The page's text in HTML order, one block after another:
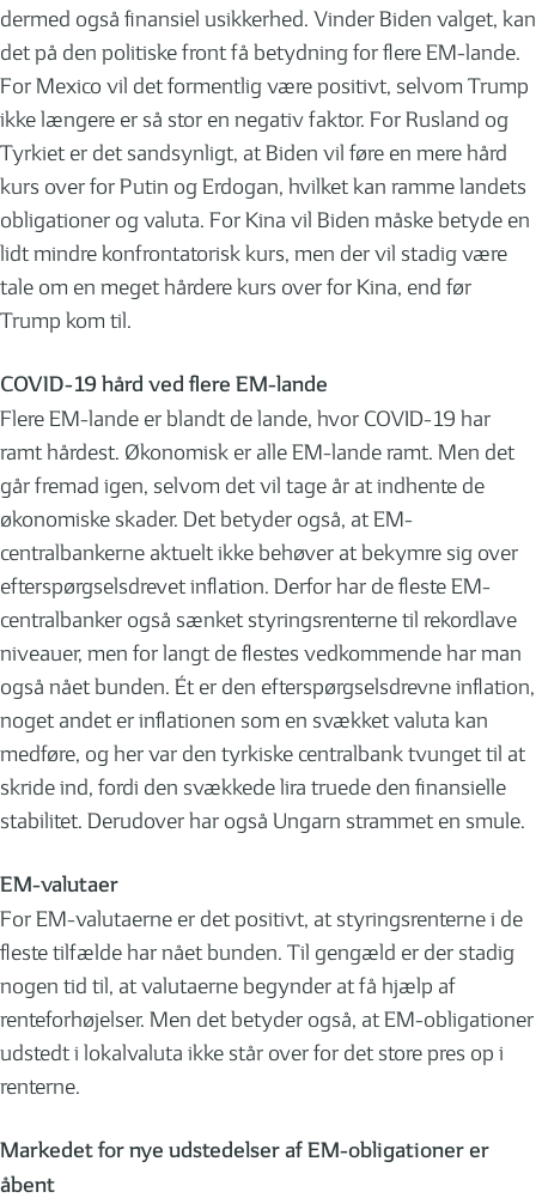
dermed også finansiel usikkerhed. Vinder Biden valget, kan
det på den politiske front få betydning for flere EM-lande.
For Mexico vil det formentlig være positivt, selvom Trump
ikke længere er så stor en negativ faktor. For Rusland og
Tyrkiet er det sandsynligt, at Biden vil føre en mere hård
kurs over for Putin og Erdogan, hvilket kan ramme landets
obligationer og valuta. For Kina vil Biden måske betyde en
lidt mindre konfrontatorisk kurs, men der vil stadig være
tale om en meget hårdere kurs over for Kina, end før
Trump kom til.
COVID-19 hård ved flere EM-lande
Flere EM-lande er blandt de lande, hvor COVID-19 har
ramt hårdest. Økonomisk er alle EM-lande ramt. Men det
går fremad igen, selvom det vil tage år at indhente de
økonomiske skader. Det betyder også, at EM-
centralbankerne aktuelt ikke behøver at bekymre sig over
efterspørgselsdrevet inflation. Derfor har de fleste EM-
centralbanker også sænket styringsrenterne til rekordlave
niveauer, men for langt de flestes vedkommende har man
også nået bunden. Ét er den efterspørgselsdrevne inflation,
noget andet er inflationen som en svækket valuta kan
medføre, og her var den tyrkiske centralbank tvunget til at
skride ind, fordi den svækkede lira truede den finansielle
stabilitet. Derudover har også Ungarn strammet en smule.
EM-valutaer
For EM-valutaerne er det positivt, at styringsrenterne i de
fleste tilfælde har nået bunden. Til gengæld er der stadig
nogen tid til, at valutaerne begynder at få hjælp af
renteforhøjelser. Men det betyder også, at EM-obligationer
udstedt i lokalvaluta ikke står over for det store pres op i
renterne.
Markedet for nye udstedelser af EM-obligationer er
åbent